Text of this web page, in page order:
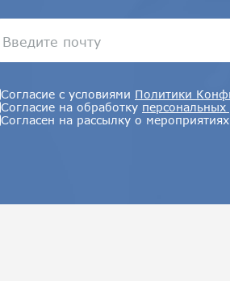
Согласие с условиями Политики
Согласие на обработку
Согласен на рассылку о